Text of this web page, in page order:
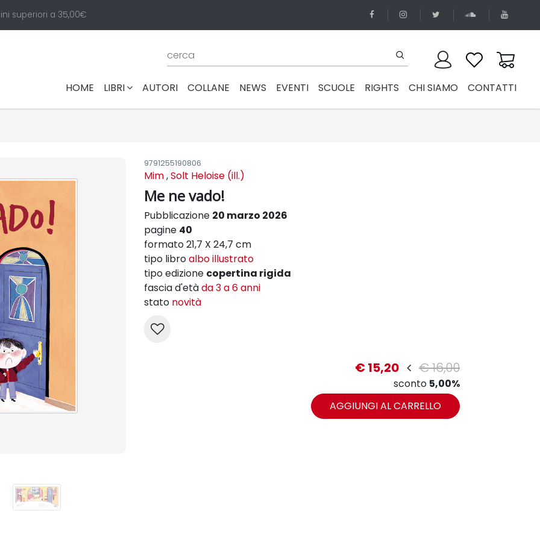
superiori a 35,00€
HOME (CURRENT)
LIBRI AUTORI COLLANE NEWS EVENTI SCUOLE RIGHTS CHI SIAMO CONTATTI
9791255190806
Mim,Solt Heloise (ill.)
Me ne vado!
Pubblicazione 20 marzo 2026
pagine 40
formato 21,7 X 24,7 cm
tipo libroalbo illustrato
tipo edizione copertina rigida
fascia d'etàda 3 a 6 anni
stato novità
€ 15,20 € 16,00
sconto 5,00%
AGGIUNGI AL CARRELLO